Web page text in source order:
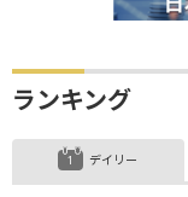
ランキング
デイリー